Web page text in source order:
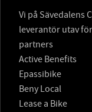
Vi på Sävedalens
leverantör utav
partners
Active Benefits
Epassibike
Beny Local
Lease a Bike